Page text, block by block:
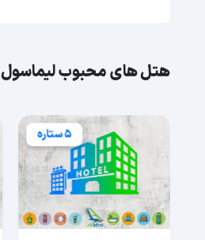
هتل های محبوب لیماسول
5 ستاره